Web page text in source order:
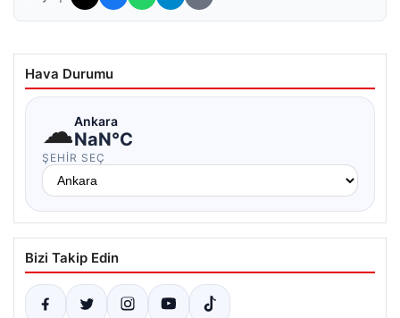
Hava Durumu
☁Ankara
NaN°C
ŞEHIR SEÇ
Bizi Takip Edin